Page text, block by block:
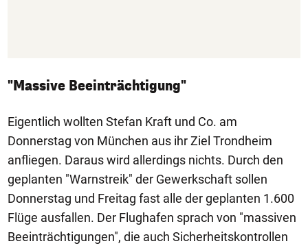
"Massive Beeinträchtigung"
Eigentlich wollten Stefan Kraft und Co. am
Donnerstag von München aus ihr Ziel Trondheim
anfliegen. Daraus wird allerdings nichts. Durch den
geplanten "Warnstreik" der Gewerkschaft sollen
Donnerstag und Freitag fast alle der geplanten 1.600
Flüge ausfallen. Der Flughafen sprach von "massiven
Beeinträchtigungen", die auch Sicherheitskontrollen